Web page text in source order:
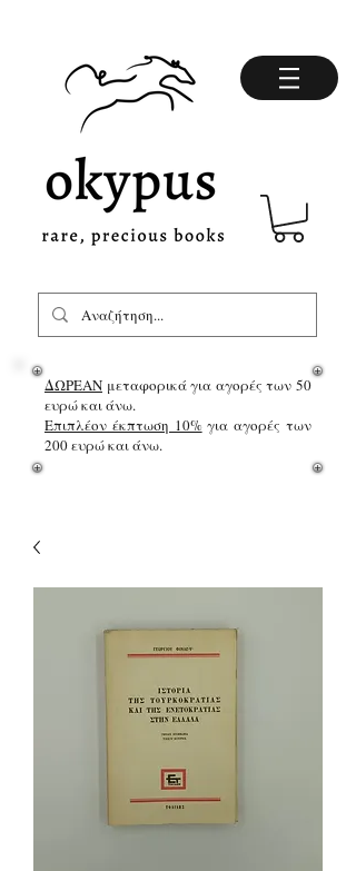
ΔΩΡΕΑΝ μεταφορικά για αγορές των 50
ευρώ και άνω.
Επιπλέον έκπτωση 10%για αγορές των
200 ευρώ και άνω.